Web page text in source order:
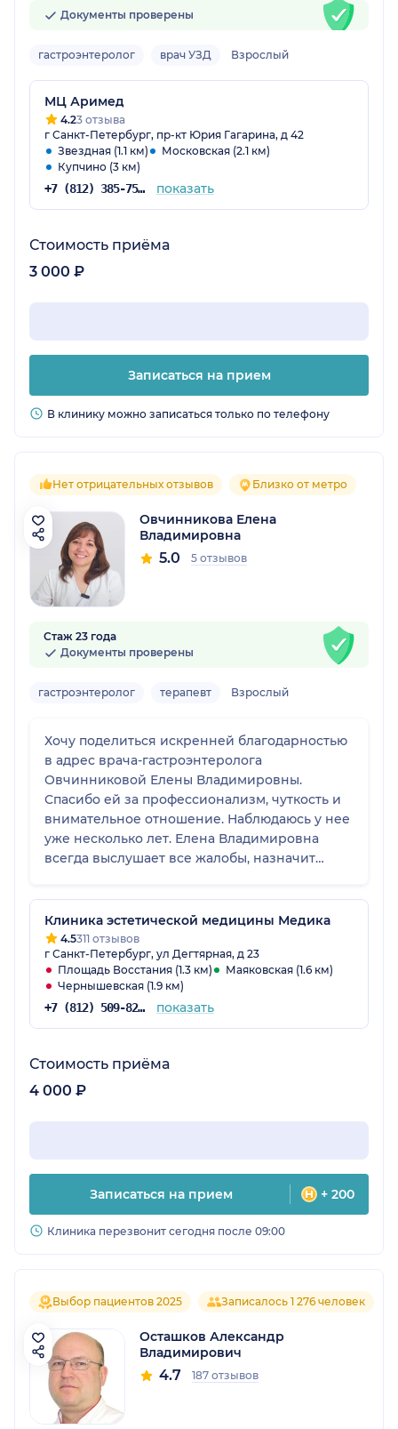
Документы проверены
гастроэнтеролог врач УЗД Взрослый
МЦ Аримед
4.23 отзыва
г Санкт-Петербург, пр-кт Юрия Гагарина, д 42
Звездная (1.1 км)
Московская (2.1 км)
Купчино (3 км)
+7 (812) 385-75-41 показать
Стоимость приёма
3 000 ₽
Записаться на прием
В клинику можно записаться только по телефону
Нет отрицательных отзывов Близко от метро
Овчинникова Елена
Владимировна
5.0 5 отзывов
Стаж 23 года
Документы проверены
гастроэнтеролог терапевт Взрослый
Хочу поделиться искренней благодарностью
в адрес врача-гастроэнтеролога
Овчинниковой Елены Владимировны.
Спасибо ей за профессионализм, чуткость и
внимательное отношение. Наблюдаюсь у нее
уже несколько лет. Елена Владимировна
всегда выслушает все жалобы, назначит
лечение индивидуально. Я очень рада, что
попала к такому хорошему специалисту,
который не только лечит, но и поддерживает
морально.
Клиника эстетической медицины Медика
4.5311 отзывов
г Санкт-Петербург, ул Дегтярная, д 23
Площадь Восстания (1.3 км)
Маяковская (1.6 км)
Чернышевская (1.9 км)
+7 (812) 509-82-04 показать
Стоимость приёма
4 000 ₽
Записаться на прием + 200
Клиника перезвонит сегодня после 09:00
Выбор пациентов 2025 Записалось 1 276 человек
Осташков Александр
Владимирович
4.7 187 отзывов